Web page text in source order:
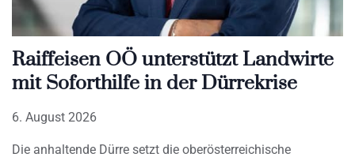
Raiffeisen OÖ unterstützt Landwirte
mit Soforthilfe in der Dürrekrise
6. August 2026
Die anhaltende Dürre setzt die oberösterreichische